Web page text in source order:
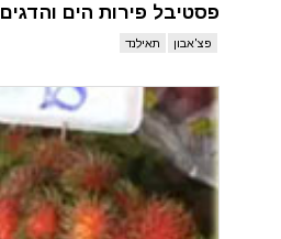
פסטיבל פירות הים והדגים
פצ'אבון תאילנד